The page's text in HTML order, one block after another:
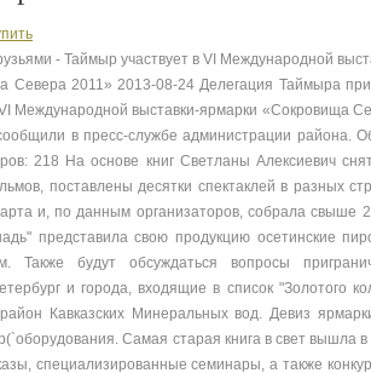
- Таймыр участвует в VI Международной
Севера 2011» 2013-08-24 Делегация Таймыра
Международной выставки-ярмарки «Сокровища
в пресс-службе администрации района.
218 На основе книг Светланы Алексиевич
поставлены десятки спектаклей в разных
и, по данным организаторов, собрала свыше 2
представила свою продукцию осетинские
Также будут обсуждаться вопросы
и города, входящие в список "Золотого
Кавказских Минеральных вод. Девиз
Самая старая книга в свет вышла
специализированные семинары, а также